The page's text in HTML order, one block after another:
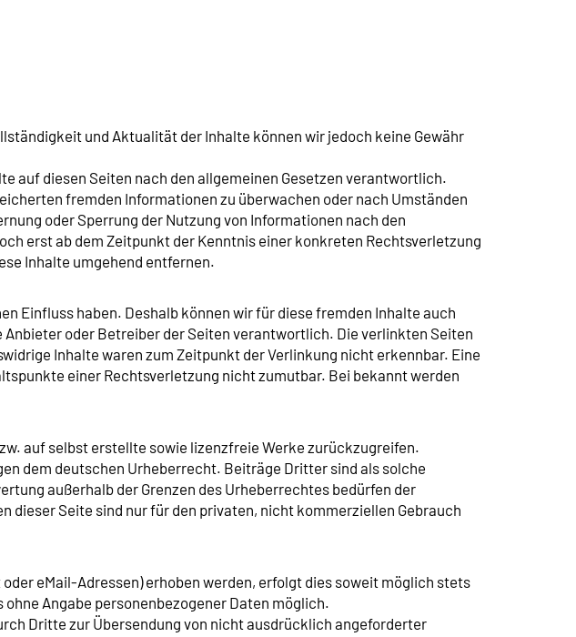
und Aktualität der Inhalte können wir jedoch keine Gewähr
auf diesen Seiten nach den allgemeinen Gesetzen verantwortlich.
fremden Informationen zu überwachen oder nach Umständen
oder Sperrung der Nutzung von Informationen nach den
erst ab dem Zeitpunkt der Kenntnis einer konkreten Rechtsverletzung
Inhalte umgehend entfernen.
Einfluss haben. Deshalb können wir für diese fremden Inhalte auch
oder Betreiber der Seiten verantwortlich. Die verlinkten Seiten
Inhalte waren zum Zeitpunkt der Verlinkung nicht erkennbar. Eine
einer Rechtsverletzung nicht zumutbar. Bei bekannt werden
auf selbst erstellte sowie lizenzfreie Werke zurückzugreifen.
dem deutschen Urheberrecht. Beiträge Dritter sind als solche
außerhalb der Grenzen des Urheberrechtes bedürfen der
dieser Seite sind nur für den privaten, nicht kommerziellen Gebrauch
eMail-Adressen) erhoben werden, erfolgt dies soweit möglich stets
Angabe personenbezogener Daten möglich.
Dritte zur Übersendung von nicht ausdrücklich angeforderter